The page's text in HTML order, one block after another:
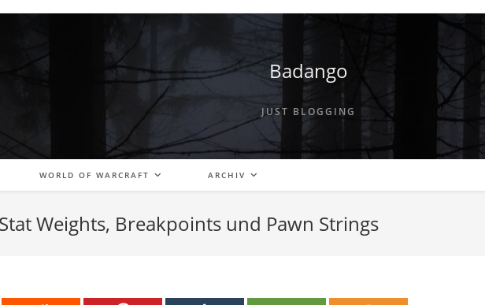
Badango
JUST BLOGGING
WORLD OF WARCRAFT ARCHIV
Weights, Breakpoints und Pawn Strings